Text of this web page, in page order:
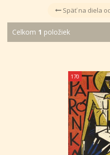
Späť na diela
Celkom 1 položiek
170